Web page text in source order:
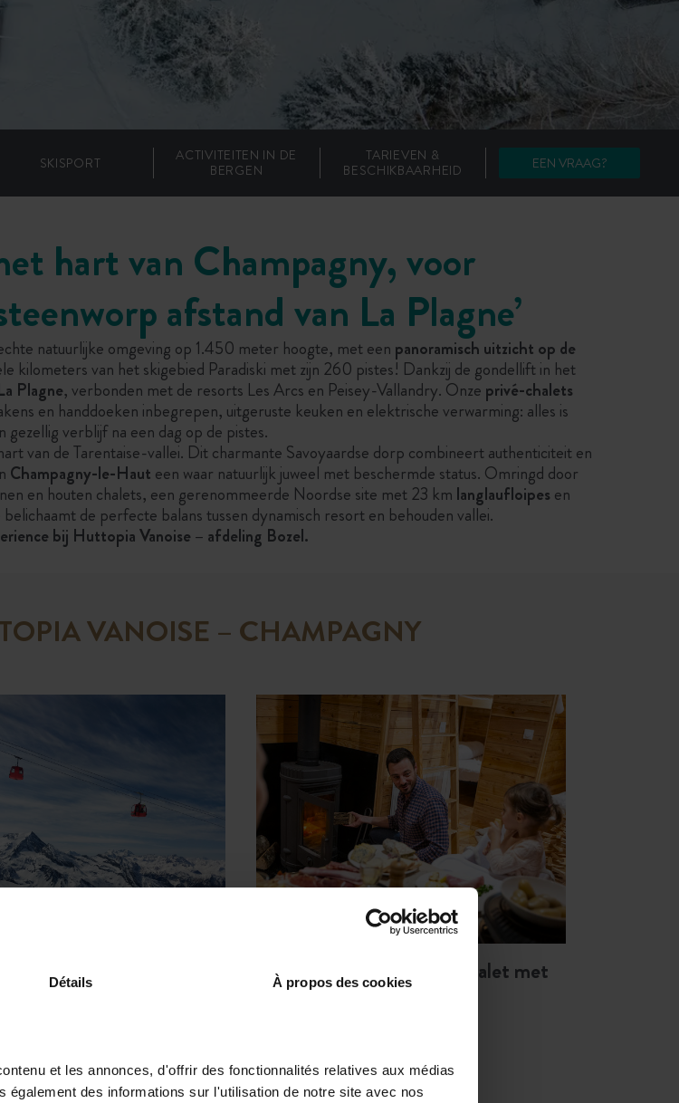
Détails À propos des cookies
et les annonces, d'offrir des fonctionnalités relatives aux médias
des informations sur l'utilisation de notre site avec nos
SKISPORT
ACTIVITEITEN IN DE
BERGEN
TARIEVEN &
BESCHIKBAARHEID
EEN VRAAG?
hart van Champagny, voor
afstand van La Plagne’
natuurlijke omgeving op 1.450 meter hoogte, met een panoramisch uitzicht op de
kilometers van het skigebied Paradiski met zijn 260 pistes! Dankzij de gondellift in het
Plagne, verbonden met de resorts Les Arcs en Peisey-Vallandry. Onze privé-chalets
en handdoeken inbegrepen, uitgeruste keuken en elektrische verwarming: alles is
verblijf na een dag op de pistes.
van de Tarentaise-vallei. Dit charmante Savoyaardse dorp combineert authenticiteit en
Champagny-le-Haut een waar natuurlijk juweel met beschermde status. Omringd door
en houten chalets, een gerenommeerde Noordse site met 23 km langlaufloipes en
de perfecte balans tussen dynamisch resort en behouden vallei.
bij Huttopia Vanoise – afdeling Bozel.
VANOISE – CHAMPAGNY
gemakkelijke toegang tot
Het comfortvan een chalet met